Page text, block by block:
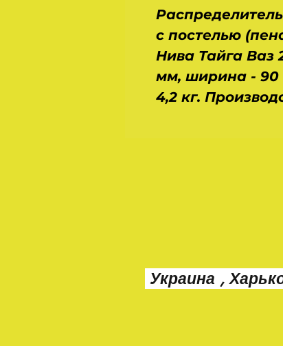
с постелью
Нива Тайга Ваз
мм, ширина - 90
4,2 кг.
Украина ,